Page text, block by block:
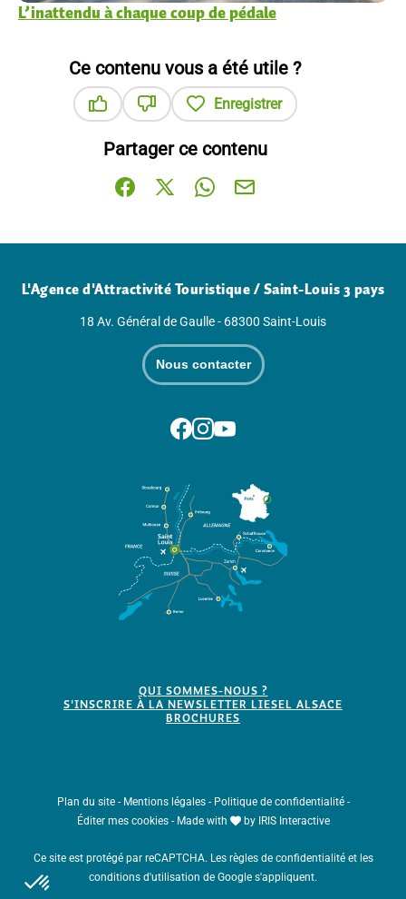
L’inattendu à chaque coup de pédale
Ce contenu vous a été utile ?
Enregistrer
Partager ce contenu
Partager sur Facebook (nouvelle fenêtre)
Partager sur X / Twitter (nouvelle
Partager sur WhatsApp
Partager par mail
L'Agence d'Attractivité Touristique / Saint-Louis 3 pays
18 Av. Général de Gaulle - 68300 Saint-Louis
Nous contacter
Suivez-nous sur Facebook
Suivez-nous sur Instagram
Suivez-nous sur Youtube
QUI SOMMES-NOUS ?
S'INSCRIRE À LA NEWSLETTER LIESEL ALSACE
BROCHURES
Plan du site - Mentions légales - Politique de confidentialité -
Éditer mes cookies - Made with by IRIS Interactive
Ce site est protégé par reCAPTCHA. Les règles de confidentialitéet les
conditions d'utilisation de Google s'appliquent.